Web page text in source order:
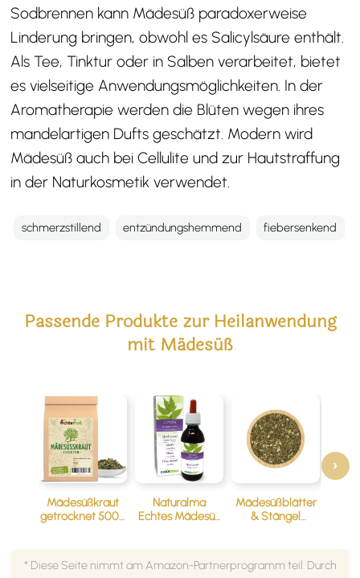
Sodbrennen kann Mädesüß paradoxerweise
Linderung bringen, obwohl es Salicylsäure enthält.
Als Tee, Tinktur oder in Salben verarbeitet, bietet
es vielseitige Anwendungsmöglichkeiten. In der
Aromatherapie werden die Blüten wegen ihres
mandelartigen Dufts geschätzt. Modern wird
Mädesüß auch bei Cellulite und zur Hautstraffung
in der Naturkosmetik verwendet.
schmerzstillend entzündungshemmend fiebersenkend
Passende Produkte zur Heilanwendung
mit Mädesüß
Mädesüßkraut
getrocknet 500g
Naturalma
Echtes Mädesüß
Mädesüßblätter
& Stängel
›
* Diese Seite nimmt am Amazon-Partnerprogramm teil. Durch